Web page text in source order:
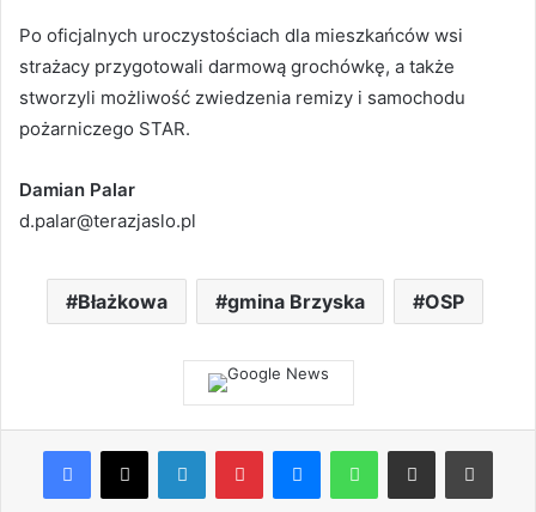
Po oficjalnych uroczystościach dla mieszkańców wsi
strażacy przygotowali darmową grochówkę, a także
stworzyli możliwość zwiedzenia remizy i samochodu
pożarniczego STAR.
Damian Palar
d.palar@terazjaslo.pl
Błażkowa gmina Brzyska OSP
Facebook
X LinkedInPinterestMessengerWhatsAppShare via Email Print